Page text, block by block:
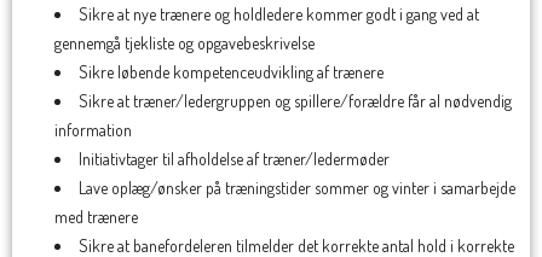
Sikre at nye trænere og holdledere kommer godt i gang ved at
gennemgå tjekliste og opgavebeskrivelse
Sikre løbende kompetenceudvikling af trænere
Sikre at træner/ledergruppen og spillere/forældre får al nødvendig
information
Initiativtager til afholdelse af træner/ledermøder
Lave oplæg/ønsker på træningstider sommer og vinter i samarbejde
med trænere
Sikre at banefordeleren tilmelder det korrekte antal hold i korrekte